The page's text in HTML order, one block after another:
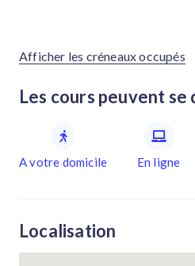
Afficher les créneaux occupés
Les cours peuvent
A votre domicile En ligne
Localisation